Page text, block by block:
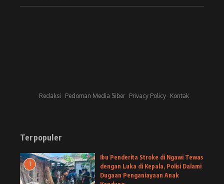
Redaksi Pedoman Media Siber Privacy Policy Kontak
Terpopuler
1
Ibu Penderita Stroke di Ngawi Tewas
dengan Luka di Kepala, Polisi Dalami
Dugaan Penganiayaan Anak